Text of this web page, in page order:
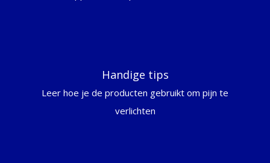
Handige tips
Leer hoe je de producten gebruikt om pijn te
verlichten